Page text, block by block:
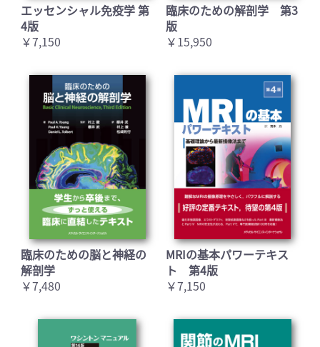
エッセンシャル免疫学 第
4版
￥7,150
臨床のための解剖学 第3
版
￥15,950
臨床のための脳と神経の
解剖学
￥7,480
MRIの基本パワーテキス
ト 第4版
￥7,150